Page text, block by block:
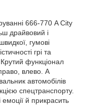
666-770 A City
драйвовий і
гумові
грі та
функціонал
влево. А
автомобілів
спецтранспорту.
емоції й прикрасить